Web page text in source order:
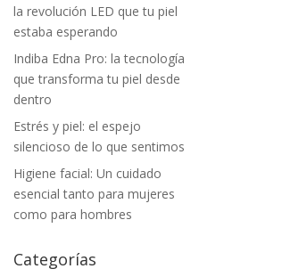
la revolución LED que tu piel
estaba esperando
Indiba Edna Pro: la tecnología
que transforma tu piel desde
dentro
Estrés y piel: el espejo
silencioso de lo que sentimos
Higiene facial: Un cuidado
esencial tanto para mujeres
como para hombres
Categorías